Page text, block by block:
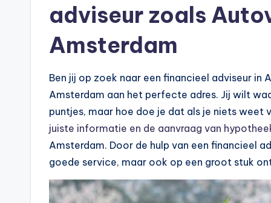
adviseur zoals
Amsterdam
Ben jij op zoek naar een financieel adviseur in
Amsterdam aan het perfecte adres. Jij wilt
puntjes, maar hoe doe je dat als je niets weet
juiste informatie en de aanvraag van
Amsterdam. Door de hulp van een financieel
goede service, maar ook op een groot stuk